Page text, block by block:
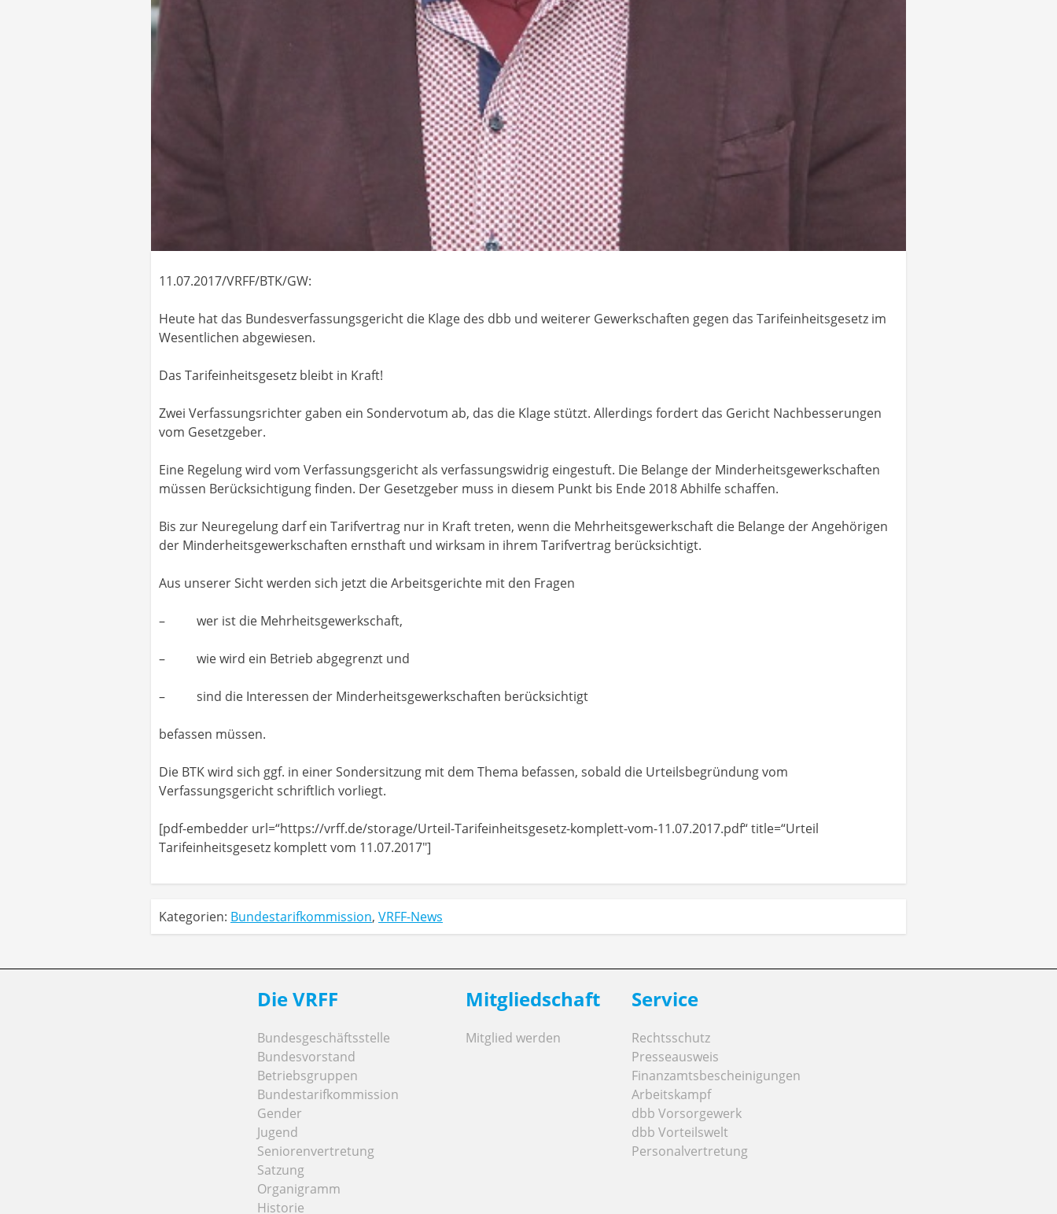
11.07.2017/VRFF/BTK/GW:
Heute hat das Bundesverfassungsgericht die Klage des dbb und weiterer Gewerkschaften gegen das Tarifeinheitsgesetz im
Wesentlichen abgewiesen.
Das Tarifeinheitsgesetz bleibt in Kraft!
Zwei Verfassungsrichter gaben ein Sondervotum ab, das die Klage stützt. Allerdings fordert das Gericht Nachbesserungen
vom Gesetzgeber.
Eine Regelung wird vom Verfassungsgericht als verfassungswidrig eingestuft. Die Belange der Minderheitsgewerkschaften
müssen Berücksichtigung finden. Der Gesetzgeber muss in diesem Punkt bis Ende 2018 Abhilfe schaffen.
Bis zur Neuregelung darf ein Tarifvertrag nur in Kraft treten, wenn die Mehrheitsgewerkschaft die Belange der Angehörigen
der Minderheitsgewerkschaften ernsthaft und wirksam in ihrem Tarifvertrag berücksichtigt.
Aus unserer Sicht werden sich jetzt die Arbeitsgerichte mit den Fragen
– wer ist die Mehrheitsgewerkschaft,
– wie wird ein Betrieb abgegrenzt und
– sind die Interessen der Minderheitsgewerkschaften berücksichtigt
befassen müssen.
Die BTK wird sich ggf. in einer Sondersitzung mit dem Thema befassen, sobald die Urteilsbegründung vom
Verfassungsgericht schriftlich vorliegt.
[pdf-embedder url=“https://vrff.de/storage/Urteil-Tarifeinheitsgesetz-komplett-vom-11.07.2017.pdf“ title=“Urteil
Tarifeinheitsgesetz komplett vom 11.07.2017″]
Kategorien: Bundestarifkommission, VRFF-News
Die VRFF
Bundesgeschäftsstelle
Bundesvorstand
Betriebsgruppen
Bundestarifkommission
Gender
Jugend
Seniorenvertretung
Satzung
Organigramm
Historie
Mitgliedschaft
Mitglied werden
Service
Rechtsschutz
Presseausweis
Finanzamtsbescheinigungen
Arbeitskampf
dbb Vorsorgewerk
dbb Vorteilswelt
Personalvertretung